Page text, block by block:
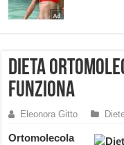
Dieta
funziona
Eleonora Gitto
Ortomolecola